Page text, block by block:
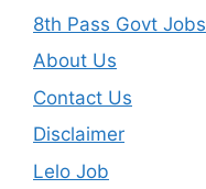
8th Pass Govt Jobs
About Us
Contact Us
Disclaimer
Lelo Job